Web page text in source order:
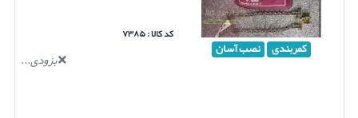
کمربندی نصب آسان
کد کالا : ۷۳۸۵
بزودی...